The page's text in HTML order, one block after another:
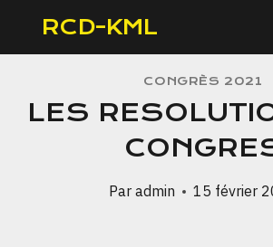
RCD-KML
CONGRÈS 2021
LES
Par admin 15 février